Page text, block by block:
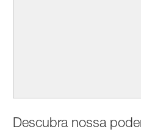
Descubra nossa